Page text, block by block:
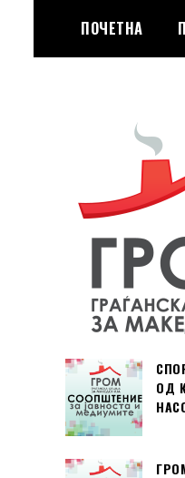
content
ПОЧЕТНА
за
ОД